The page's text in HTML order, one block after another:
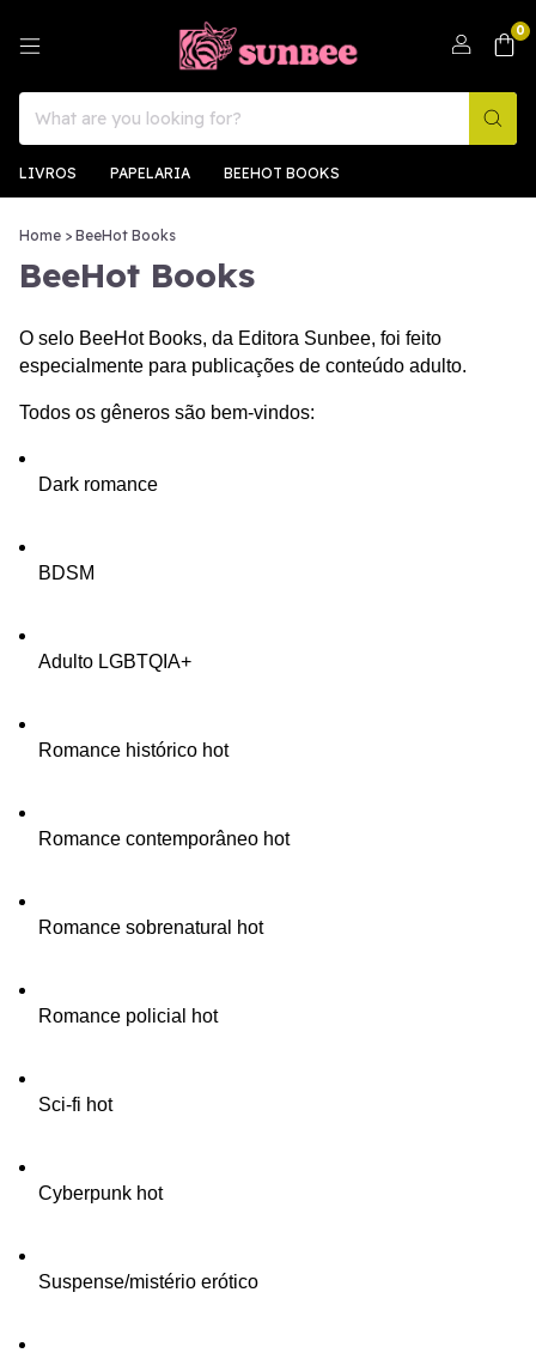
0
LIVROS PAPELARIA BEEHOT BOOKS
Home > BeeHot Books
BeeHot Books
O selo BeeHot Books, da Editora Sunbee, foi feito
especialmente para publicações de conteúdo adulto.
Todos os gêneros são bem-vindos:
Dark romance
BDSM
Adulto LGBTQIA+
Romance histórico hot
Romance contemporâneo hot
Romance sobrenatural hot
Romance policial hot
Sci-fi hot
Cyberpunk hot
Suspense/mistério erótico